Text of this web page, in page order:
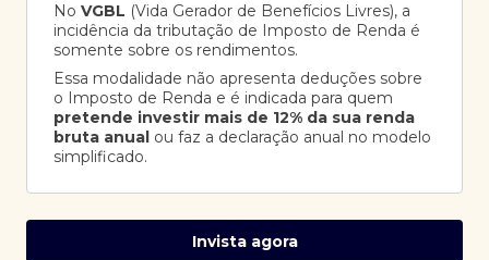
No VGBL (Vida Gerador de Benefícios Livres), a
incidência da tributação de Imposto de Renda é
somente sobre os rendimentos.
Essa modalidade não apresenta deduções sobre
o Imposto de Renda e é indicada para quem
pretende investir mais de 12% da sua renda
bruta anual ou faz a declaração anual no modelo
simplificado.
Invista agora